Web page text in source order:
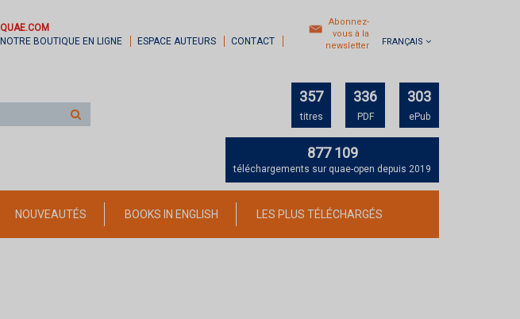
QUAE.COM
NOTRE BOUTIQUE EN LIGNE
ESPACE AUTEURS CONTACT
Abonnez-
vous à la
newsletter
FRANÇAIS
sur
357
titres
336
PDF
303
ePub
877 109
téléchargements sur quae-open depuis 2019
NOUVEAUTÉS BOOKS IN ENGLISH LES PLUS TÉLÉCHARGÉS